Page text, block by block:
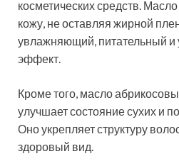
косметических средств.
кожу, не оставляя жирной
увлажняющий, питательный
эффект.
Кроме того, масло
улучшает состояние сухих и
Оно укрепляет структуру
здоровый вид.